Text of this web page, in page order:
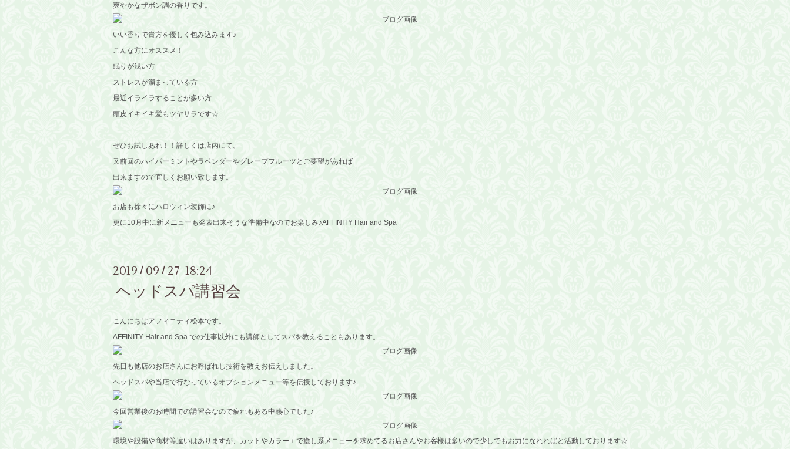
爽やかなザボン調の香りです。
いい香りで貴方を優しく包み込みます♪
こんな方にオススメ！
眠りが浅い方
ストレスが溜まっている方
最近イライラすることが多い方
頭皮イキイキ髪もツヤサラです☆
ぜひお試しあれ！！詳しくは店内にて。
又前回のハイパーミントやラベンダーやグレープフルーツとご要望があれば
出来ますので宜しくお願い致します。
お店も徐々にハロウィン装飾に♪
更に10月中に新メニューも発表出来そうな準備中なのでお楽しみ♪AFFINITY Hair and Spa
2019 / 09 / 27 18:24
ヘッドスパ講習会
こんにちはアフィニティ松本です。
AFFINITY Hair and Spa での仕事以外にも講師としてスパを教えることもあります。
先日も他店のお店さんにお呼ばれし技術を教えお伝えしました。
ヘッドスパや当店で行なっているオプションメニュー等を伝授しております♪
今回営業後のお時間での講習会なので疲れもある中熱心でした♪
環境や設備や商材等違いはありますが、カットやカラー＋で癒し系メニューを求めてるお店さんやお客様は多いので少しでもお力になれればと活動しております☆